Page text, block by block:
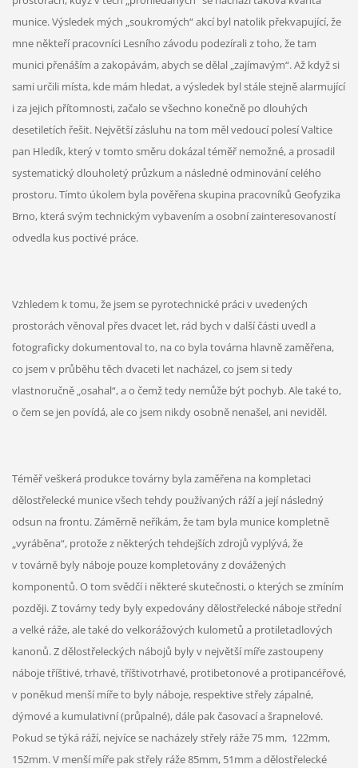
munice. Výsledek mých „soukromých“ akcí byl natolik překvapující, že
mne někteří pracovníci Lesního závodu podezírali z toho, že tam
munici přenáším a zakopávám, abych se dělal „zajímavým“. Až když si
sami určili místa, kde mám hledat, a výsledek byl stále stejně alarmující
i za jejich přítomnosti, začalo se všechno konečně po dlouhých
desetiletích řešit. Největší zásluhu na tom měl vedoucí polesí Valtice
pan Hledík, který v tomto směru dokázal téměř nemožné, a prosadil
systematický dlouholetý průzkum a následné odminování celého
prostoru. Tímto úkolem byla pověřena skupina pracovníků Geofyzika
Brno, která svým technickým vybavením a osobní zainteresovaností
odvedla kus poctivé práce.
Vzhledem k tomu, že jsem se pyrotechnické práci v uvedených
prostorách věnoval přes dvacet let, rád bych v další části uvedl a
fotograficky dokumentoval to, na co byla továrna hlavně zaměřena,
co jsem v průběhu těch dvaceti let nacházel, co jsem si tedy
vlastnoručně „osahal“, a o čemž tedy nemůže být pochyb. Ale také to,
o čem se jen povídá, ale co jsem nikdy osobně nenašel, ani neviděl.
Téměř veškerá produkce továrny byla zaměřena na kompletaci
dělostřelecké munice všech tehdy používaných ráží a její následný
odsun na frontu. Záměrně neříkám, že tam byla munice kompletně
„vyráběna“, protože z některých tehdejších zdrojů vyplývá, že
v továrně byly náboje pouze kompletovány z dovážených
komponentů. O tom svědčí i některé skutečnosti, o kterých se zmíním
později. Z továrny tedy byly expedovány dělostřelecké náboje střední
a velké ráže, ale také do velkorážových kulometů a protiletadlových
kanonů. Z dělostřeleckých nábojů byly v největší míře zastoupeny
náboje tříštivé, trhavé, tříštivotrhavé, protibetonové a protipancéřové,
v poněkud menší míře to byly náboje, respektive střely zápalné,
dýmové a kumulativní (průpalné), dále pak časovací a šrapnelové.
Pokud se týká ráží, nejvíce se nacházely střely ráže 75 mm, 122mm,
152mm. V menší míře pak střely ráže 85mm, 51mm a dělostřelecké